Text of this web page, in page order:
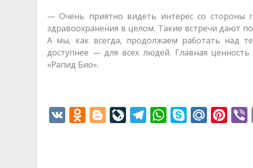
— Очень приятно видеть интерес со стороны
здравоохранения в целом. Такие встречи дают
А мы, как всегда, продолжаем работать над
доступнее — для всех людей. Главная
«Рапид Био».
V O Bl Li T W S M Pi